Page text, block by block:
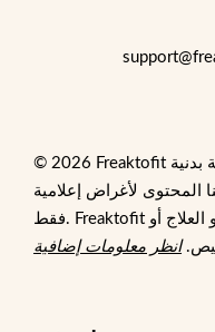
لأغراض إعلامية
فقط. Freaktofit ليس بديلاً عن المشورة الطبية أو العلاج أو
انظر معلومات إضافية